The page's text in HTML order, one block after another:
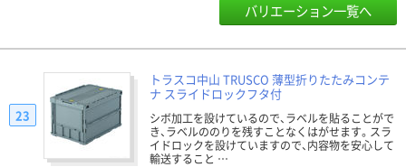
バリエーション一覧へ
トラスコ中山 TRUSCO 薄型折りたたみコンテ
ナ スライドロックフタ付
シボ加工を設けているので、ラベルを貼ることがで
き、ラベルののりを残すことなくはがせます。スラ
イドロックを設けていますので、内容物を安心して
輸送すること …
23